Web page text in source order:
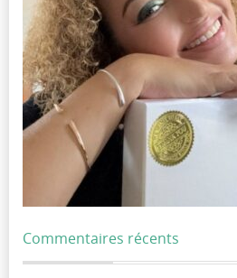
Commentaires récents